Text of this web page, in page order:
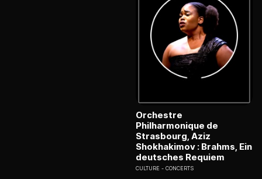
Orchestre
Philharmonique de
Strasbourg, Aziz
Shokhakimov : Brahms, Ein
deutsches Requiem
CULTURE CONCERTS